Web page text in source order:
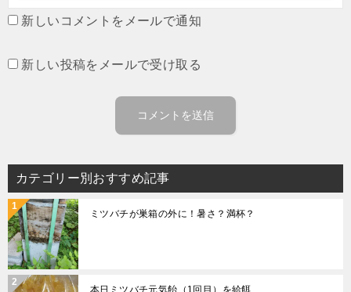
新しいコメントをメールで通知
新しい投稿をメールで受け取る
カテゴリー別おすすめ記事
ミツバチが巣箱の外に！暑さ？満杯？
本日ミツバチ元気飴（1回目）を給餌